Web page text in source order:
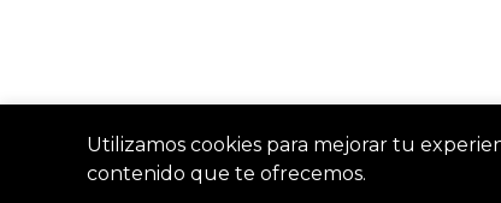
Utilizamos cookies para mejorar tu
contenido que te ofrecemos.